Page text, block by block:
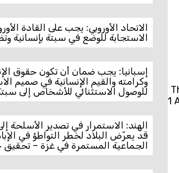
1
الاتحاد الأوروبي: يجب على القادة
الاستجابة للوضع في سبتة بإنسانية
إسبانيا: يجب ضمان أن تكون حقوق
وكرامته والقيم الإنسانية في صميم
للوصول الاستثنائي للأشخاص إلى
الهند: الاستمرار في تصدير الأسلحة
قد يعرّض البلاد لخطر التواطؤ في
الجماعية المستمرة في غزة – تحقيق